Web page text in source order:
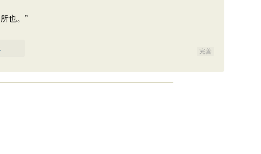
也。”
完善